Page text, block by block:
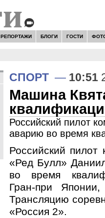
РЕПОРТАЖИ БЛОГИ ГОСТИ
СПОРТ — 10:51
Машина
Российский пилот
аварию во время
Российский
«Ред Булл»
во время
Гран-при
Трансляцию
«Россия 2».